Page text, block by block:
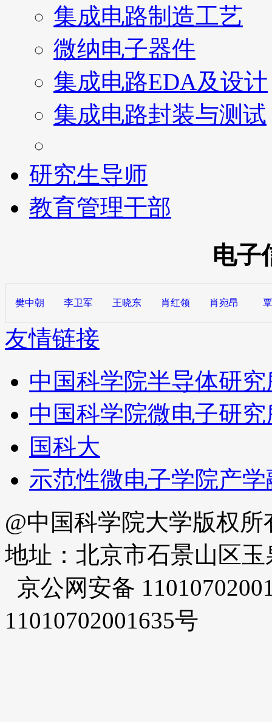
集成电路制造工艺
微纳电子器件
集成电路EDA及设计
集成电路封装与测试
研究生导师
教育管理干部
电子
樊中朝 李卫军 王晓东 肖红领 肖宛昂
友情链接
中国科学院半导体研究
中国科学院微电子研究
国科大
示范性微电子学院产
@中国科学院大学版权所
地址：北京市石景山区
京公网安备
11010702001635号